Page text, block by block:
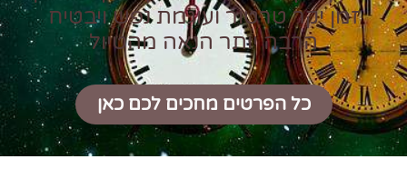
זמן יקר טרטור ועוגמת נפש ויבטיח
הרבה יותר הנאה מהטיול
כל הפרטים מחכים לכם כאן